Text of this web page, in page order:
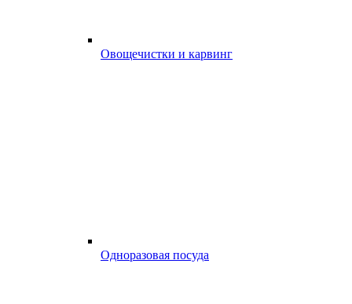
Овощечистки и карвинг
Одноразовая посуда